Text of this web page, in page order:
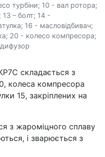
турбіни; 10 - вал ротора;
13 – болт; 14 -
16 - масловідбивач;
20 - колесо компресора;
складається з
колеса компресора
15, закріплених на
з жароміцного сплаву
і зварюється з